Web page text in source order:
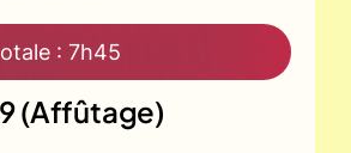
: 7h45
(Affûtage)